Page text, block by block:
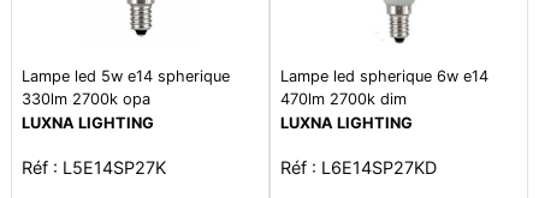
Lampe led 5w e14 spherique
330lm 2700k opa
LUXNA LIGHTING
Réf : L5E14SP27K
Lampe led spherique 6w e14
470lm 2700k dim
LUXNA LIGHTING
Réf : L6E14SP27KD